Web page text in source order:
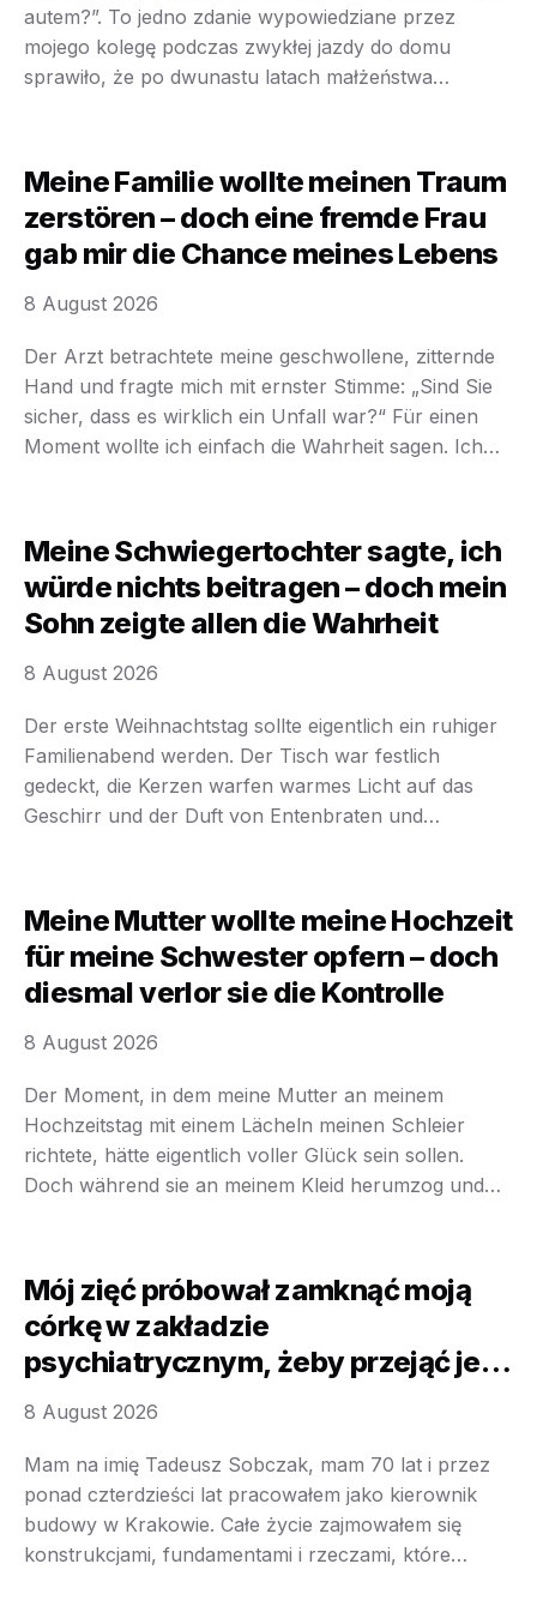
autem?”. To jedno zdanie wypowiedziane przez
mojego kolegę podczas zwykłej jazdy do domu
sprawiło, że po dwunastu latach małżeństwa
który lubił plotki. Zawsze mówił tylko to, czego był
pewien. Dlatego kiedy …
Meine Familie wollte meinen Traum
zerstören – doch eine fremde Frau
gab mir die Chance meines Lebens
Der Arzt betrachtete meine geschwollene, zitternde
Hand und fragte mich mit ernster Stimme: „Sind Sie
sicher, dass es wirklich ein Unfall war?“ Für einen
Moment wollte ich einfach die Wahrheit sagen. Ich
Klavierwettbewerb meines Lebens eine schwere
Holztür gegen die Finger …
8 August 2026
Meine Schwiegertochter sagte, ich
würde nichts beitragen – doch mein
Sohn zeigte allen die Wahrheit
Der erste Weihnachtstag sollte eigentlich ein ruhiger
Familienabend werden. Der Tisch war festlich
gedeckt, die Kerzen warfen warmes Licht auf das
Geschirr und der Duft von Entenbraten und
Schwiegertochter Jessica mir direkt in die Augen sah
und sagte: …
8 August 2026
Meine Mutter wollte meine Hochzeit
für meine Schwester opfern – doch
diesmal verlor sie die Kontrolle
Der Moment, in dem meine Mutter an meinem
Hochzeitstag mit einem Lächeln meinen Schleier
richtete, hätte eigentlich voller Glück sein sollen.
Doch während sie an meinem Kleid herumzog und
Lampenfieber. Es war das Gefühl, das ich mein
ganzes Leben …
8 August 2026
Mój zięć próbował zamknąć moją
córkę w zakładzie
psychiatrycznym, żeby przejąć jej
miliony. Nie wiedział, że jej ojciec
nigdy się nie poddaje
Mam na imię Tadeusz Sobczak, mam 70 lat i przez
ponad czterdzieści lat pracowałem jako kierownik
budowy w Krakowie. Całe życie zajmowałem się
konstrukcjami, fundamentami i rzeczami, które
8 August 2026